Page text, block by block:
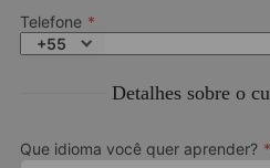
Telefone
+55
Detalhes sobre o
Que idioma você quer aprender?